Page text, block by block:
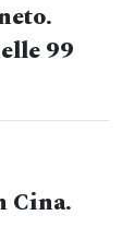
99
Cina.